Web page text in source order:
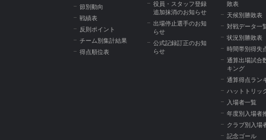
節別動向
戦績表
反則ポイント
チーム別集計結果
得点順位表
役員・スタッフ登録
追加抹消のお知らせ
出場停止選手のお知
らせ
公式記録訂正のお知
らせ
敗表
天候別勝敗表
対戦データ一
状況別勝敗表
時間帯別得失
通算出場試合
キング
通算得点ラン
ハットトリッ
入場者一覧
年度別入場者
クラブ別入場
記念ゴール